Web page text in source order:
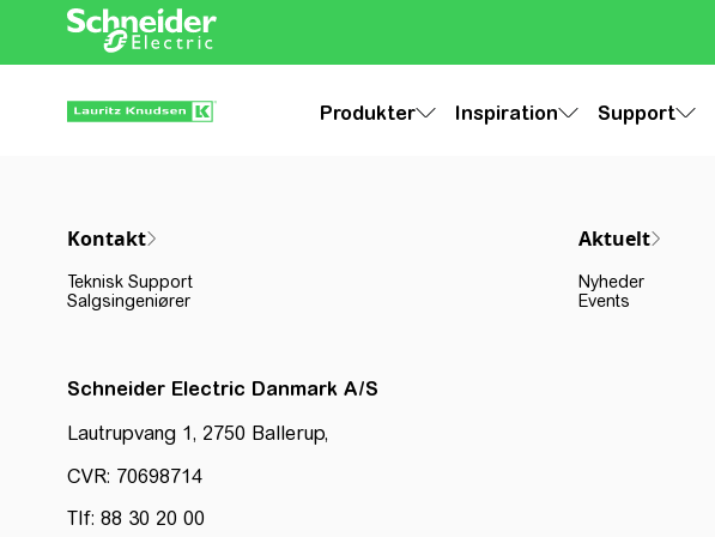
Produkter Inspiration Support
Kontakt
Teknisk Support
Salgsingeniører
Aktuelt
Nyheder
Events
Schneider Electric Danmark A/S
Lautrupvang 1, 2750 Ballerup,
CVR: 70698714
Tlf: 88 30 20 00